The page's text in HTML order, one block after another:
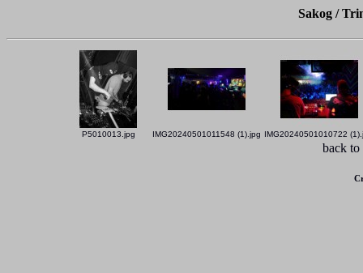
Sakog /
P5010013.jpg IMG20240501011548 (1).jpg IMG20240501010722
back to